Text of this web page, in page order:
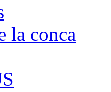
la conca